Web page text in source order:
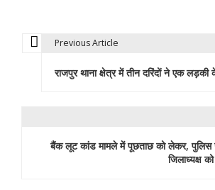
Previous Article
राजपुर थाना क्षेत्र में तीन दरिंदों ने एक लड़की
बैंक लूट कांड मामले में पूछताछ को लेकर, पुलिस
जिलाध्यक्ष